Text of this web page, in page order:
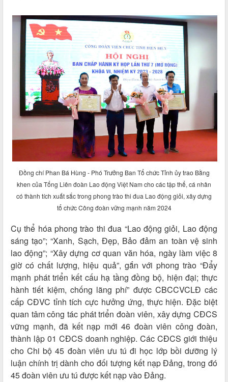
Đồng chí Phan Bá Hùng - Phó Trưởng Ban Tổ chức Tỉnh ủy trao Bằng
khen của Tổng Liên đoàn Lao động Việt Nam cho các tập thể, cá nhân
có thành tích xuất sắc trong phong trào thi đua Lao động giỏi, xây dựng
tổ chức Công đoàn vững mạnh năm 2024
Cụ thể hóa phong trào thi đua “Lao động giỏi, Lao động
sáng tạo”; “Xanh, Sạch, Đẹp, Bảo đảm an toàn vệ sinh
lao động”; “Xây dựng cơ quan văn hóa, ngày làm việc 8
giờ có chất lượng, hiệu quả”, gắn với phong trào “Đẩy
mạnh phát triển kết cấu hạ tầng đồng bộ, hiện đại; thực
hành tiết kiệm, chống lãng phí” được CBCCVCLĐ các
cấp CĐVC tỉnh tích cực hưởng ứng, thực hiện. Đặc biệt
quan tâm công tác phát triển đoàn viên, xây dựng CĐCS
vững mạnh, đã kết nạp mới 46 đoàn viên công đoàn,
thành lập 01 CĐCS doanh nghiệp. Các CĐCS giới thiệu
cho Chi bộ 45 đoàn viên ưu tú đi học lớp bồi dưỡng lý
luận chính trị dành cho đối tượng kết nạp Đảng, trong đó
45 đoàn viên ưu tú được kết nạp vào Đảng.